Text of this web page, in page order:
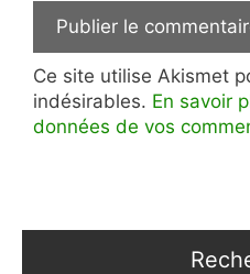
Ce site utilise Akismet
indésirables. En savoir
données de vos